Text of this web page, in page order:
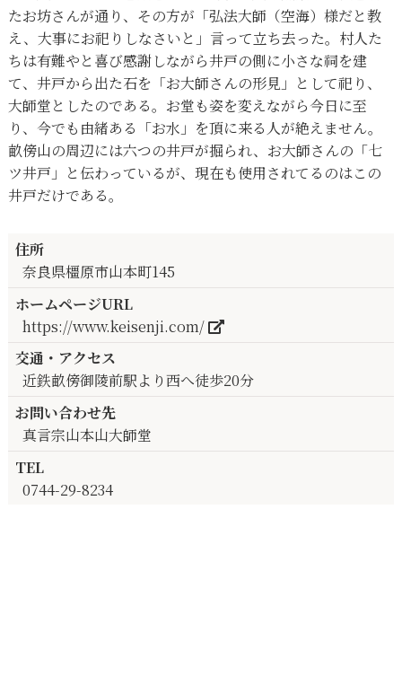
たお坊さんが通り、その方が「弘法大師（空海）様だと教
え、大事にお祀りしなさいと」言って立ち去った。村人た
ちは有難やと喜び感謝しながら井戸の側に小さな祠を建
て、井戸から出た石を「お大師さんの形見」として祀り、
大師堂としたのである。お堂も姿を変えながら今日に至
り、今でも由緒ある「お水」を頂に来る人が絶えません。
畝傍山の周辺には六つの井戸が掘られ、お大師さんの「七
ツ井戸」と伝わっているが、現在も使用されてるのはこの
井戸だけである。
住所
奈良県橿原市山本町145
ホームページURL
https://www.keisenji.com/
交通・アクセス
近鉄畝傍御陵前駅より西へ徒歩20分
お問い合わせ先
真言宗山本山大師堂
TEL
0744-29-8234